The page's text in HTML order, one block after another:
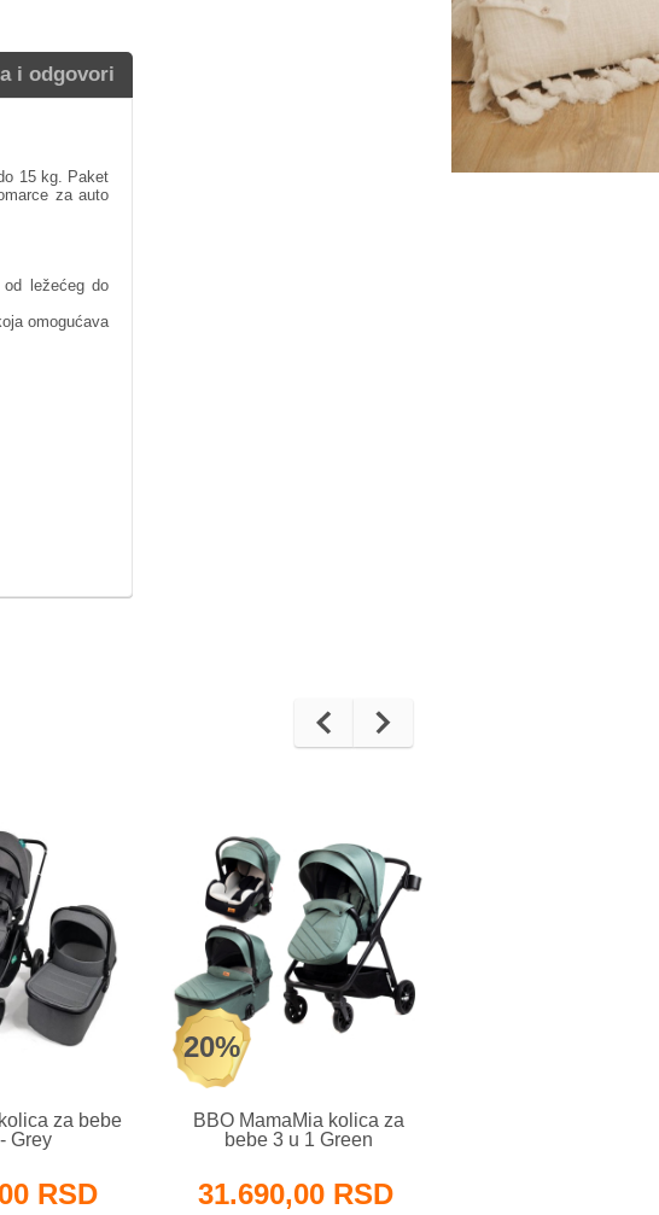
i odgovori
15 kg. Paket
za auto
ležećeg do
omogućava
za bebe
Grey
RSD
20%
BBO MamaMia kolica za
bebe 3 u 1 Green
31.690,00 RSD